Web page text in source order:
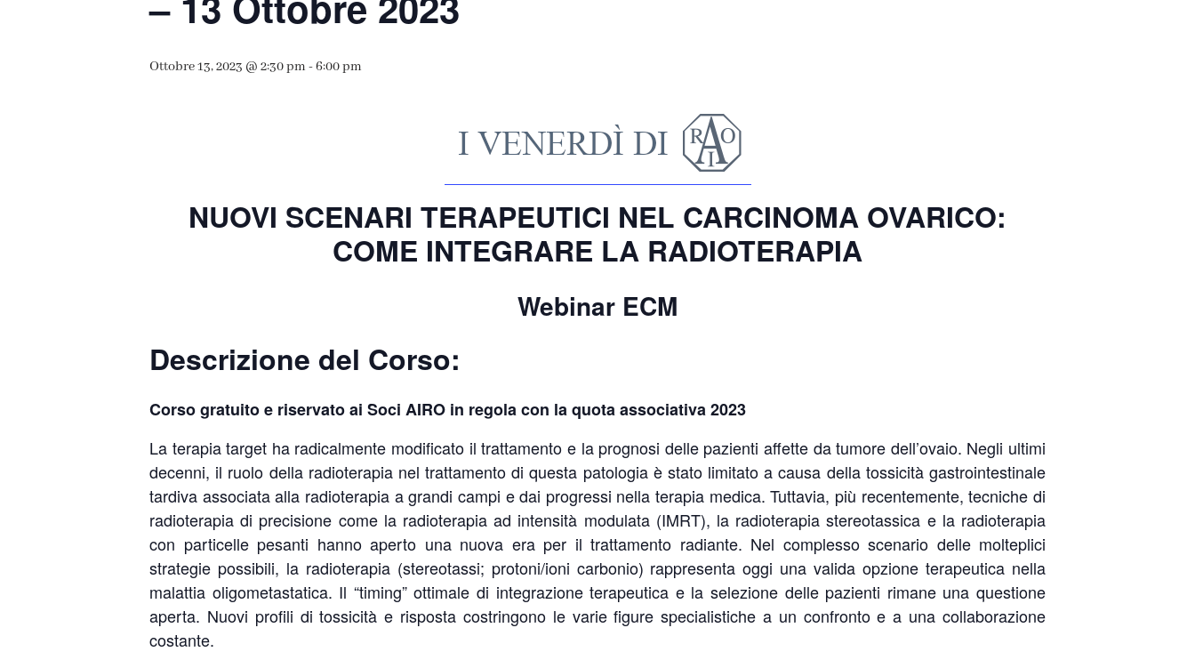
Ottobre 13, 2023 @ 2:30 pm-6:00 pm
NUOVI SCENARI TERAPEUTICI NEL CARCINOMA OVARICO:
COME INTEGRARE LA RADIOTERAPIA
Webinar ECM
Descrizione del Corso:
Corso gratuito e riservato ai Soci AIRO in regola con la quota associativa 2023
La terapia target ha radicalmente modificato il trattamento e la prognosi delle pazienti affette da tumore dell’ovaio. Negli ultimi
decenni, il ruolo della radioterapia nel trattamento di questa patologia è stato limitato a causa della tossicità gastrointestinale
tardiva associata alla radioterapia a grandi campi e dai progressi nella terapia medica. Tuttavia, più recentemente, tecniche di
radioterapia di precisione come la radioterapia ad intensità modulata (IMRT), la radioterapia stereotassica e la radioterapia
con particelle pesanti hanno aperto una nuova era per il trattamento radiante. Nel complesso scenario delle molteplici
strategie possibili, la radioterapia (stereotassi; protoni/ioni carbonio) rappresenta oggi una valida opzione terapeutica nella
malattia oligometastatica. Il “timing” ottimale di integrazione terapeutica e la selezione delle pazienti rimane una questione
aperta. Nuovi profili di tossicità e risposta costringono le varie figure specialistiche a un confronto e a una collaborazione
costante.